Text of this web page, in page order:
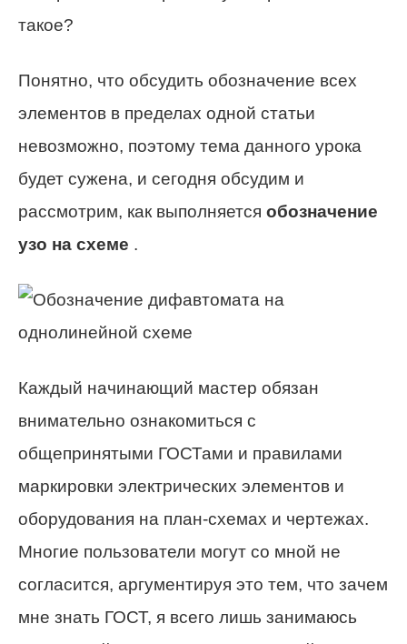
такое?
Понятно, что обсудить обозначение всех
элементов в пределах одной статьи
невозможно, поэтому тема данного урока
будет сужена, и сегодня обсудим и
рассмотрим, как выполняется обозначение
узо на схеме .
Каждый начинающий мастер обязан
внимательно ознакомиться с
общепринятыми ГОСТами и правилами
маркировки электрических элементов и
оборудования на план-схемах и чертежах.
Многие пользователи могут со мной не
согласится, аргументируя это тем, что зачем
мне знать ГОСТ, я всего лишь занимаюсь